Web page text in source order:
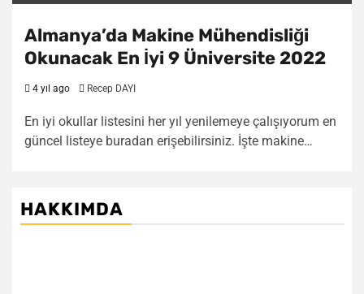
Almanya’da Makine Mühendisliği
Okunacak En İyi 9 Üniversite 2022
4 yıl ago Recep DAYI
En iyi okullar listesini her yıl yenilemeye çalışıyorum en
güncel listeye buradan erişebilirsiniz. İşte makine…
HAKKIMDA